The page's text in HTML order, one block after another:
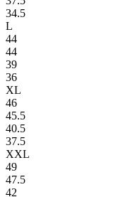
34.5
L
44
44
39
36
XL
46
45.5
40.5
37.5
XXL
49
47.5
42